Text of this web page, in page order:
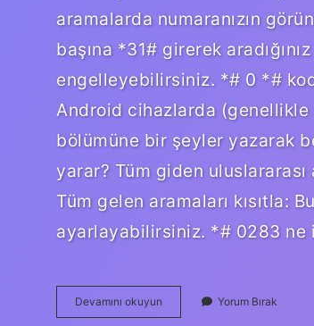
aramalarda numaranızın
başına *31# girerek
engelleyebilirsiniz. *# 0 *#
Android cihazlarda (genellikle
bölümüne bir şeyler yazarak
yarar? Tüm giden uluslararası
Tüm gelen aramaları kısıtla:
ayarlayabilirsiniz. *# 0283 ne
Devamını okuyun
Kodu
Yorum Bırak